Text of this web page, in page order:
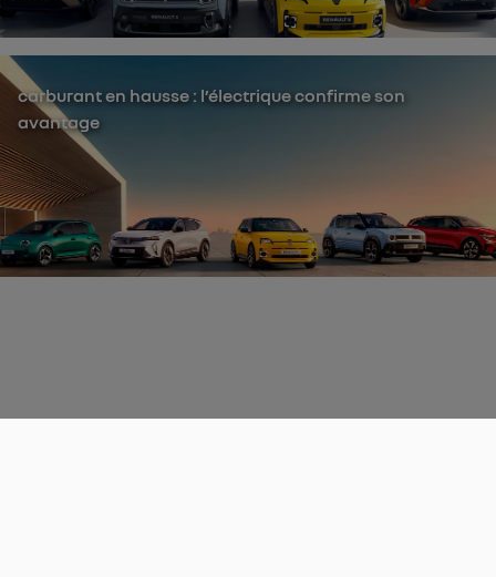
carburant en hausse : l’électrique confirme son
avantage